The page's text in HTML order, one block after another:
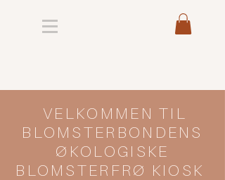
VELKOMMEN TIL
BLOMSTERBONDENS
ØKOLOGISKE
BLOMSTERFRØ KIOSK